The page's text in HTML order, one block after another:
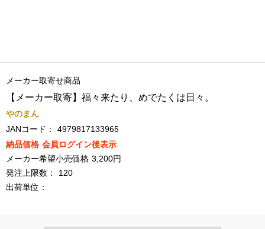
メーカー取寄せ商品
【メーカー取寄】福々来たり、めでたくは日々。
やのまん
JANコード：
4979817133965
納品価格 会員ログイン後表示
メーカー希望小売価格 3,200円
発注上限数：
120
出荷単位：